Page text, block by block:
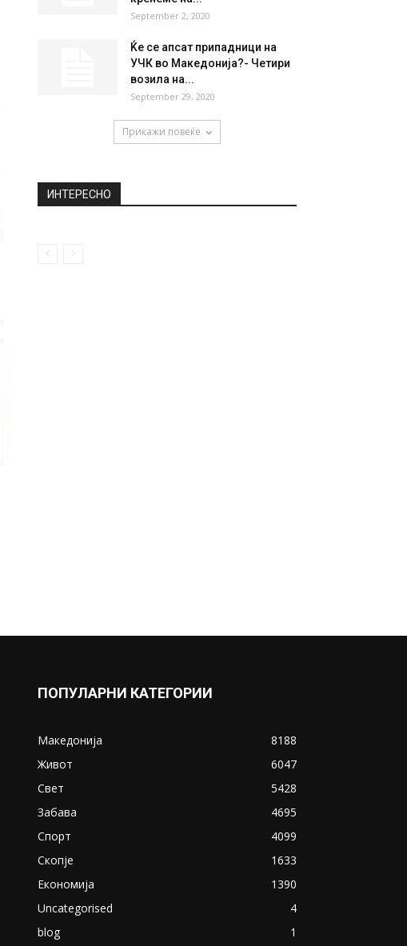
Kим Кардашијан подарува
500...
December 23, 2020
Жена 3 години одбивала да
сопругот кој...
December 30, 2019
September 2, 2020
ПОПУЛАРНИ КАТЕГОРИИ
Македонија
8188
Живот
6047
Свет
5428
Забава
4695
Спорт
4099
Скопје
1633
Економија
1390
Uncategorised
4
blog
1